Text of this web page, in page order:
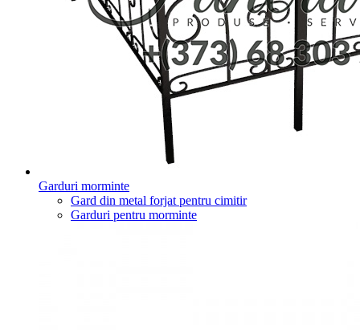
Garduri morminte
Gard din metal forjat pentru cimitir
Garduri pentru morminte